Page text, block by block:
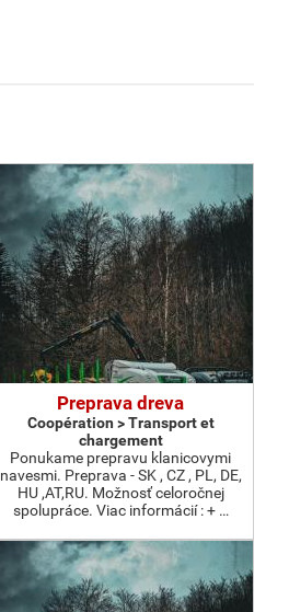
Preprava dreva
Coopération > Transport et
chargement
Ponukame prepravu klanicovymi
navesmi. Preprava - SK , CZ , PL, DE,
HU ,AT,RU. Možnosť celoročnej
spolupráce. Viac informácií : + …